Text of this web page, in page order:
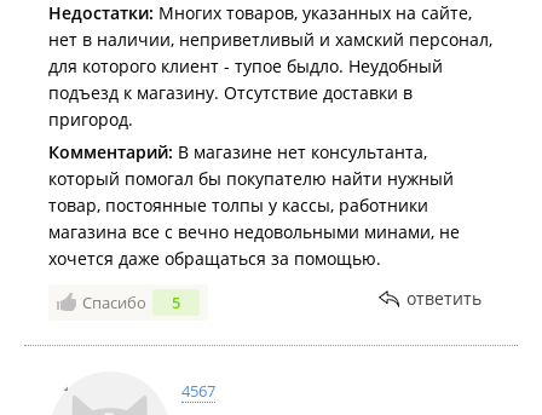
Недостатки: Многих товаров, указанных на сайте,
нет в наличии, неприветливый и хамский персонал,
для которого клиент - тупое быдло. Неудобный
подъезд к магазину. Отсутствие доставки в
пригород.
Комментарий: В магазине нет консультанта,
который помогал бы покупателю найти нужный
товар, постоянные толпы у кассы, работники
магазина все с вечно недовольными минами, не
хочется даже обращаться за помощью.
Спасибо 5 ответить
4567